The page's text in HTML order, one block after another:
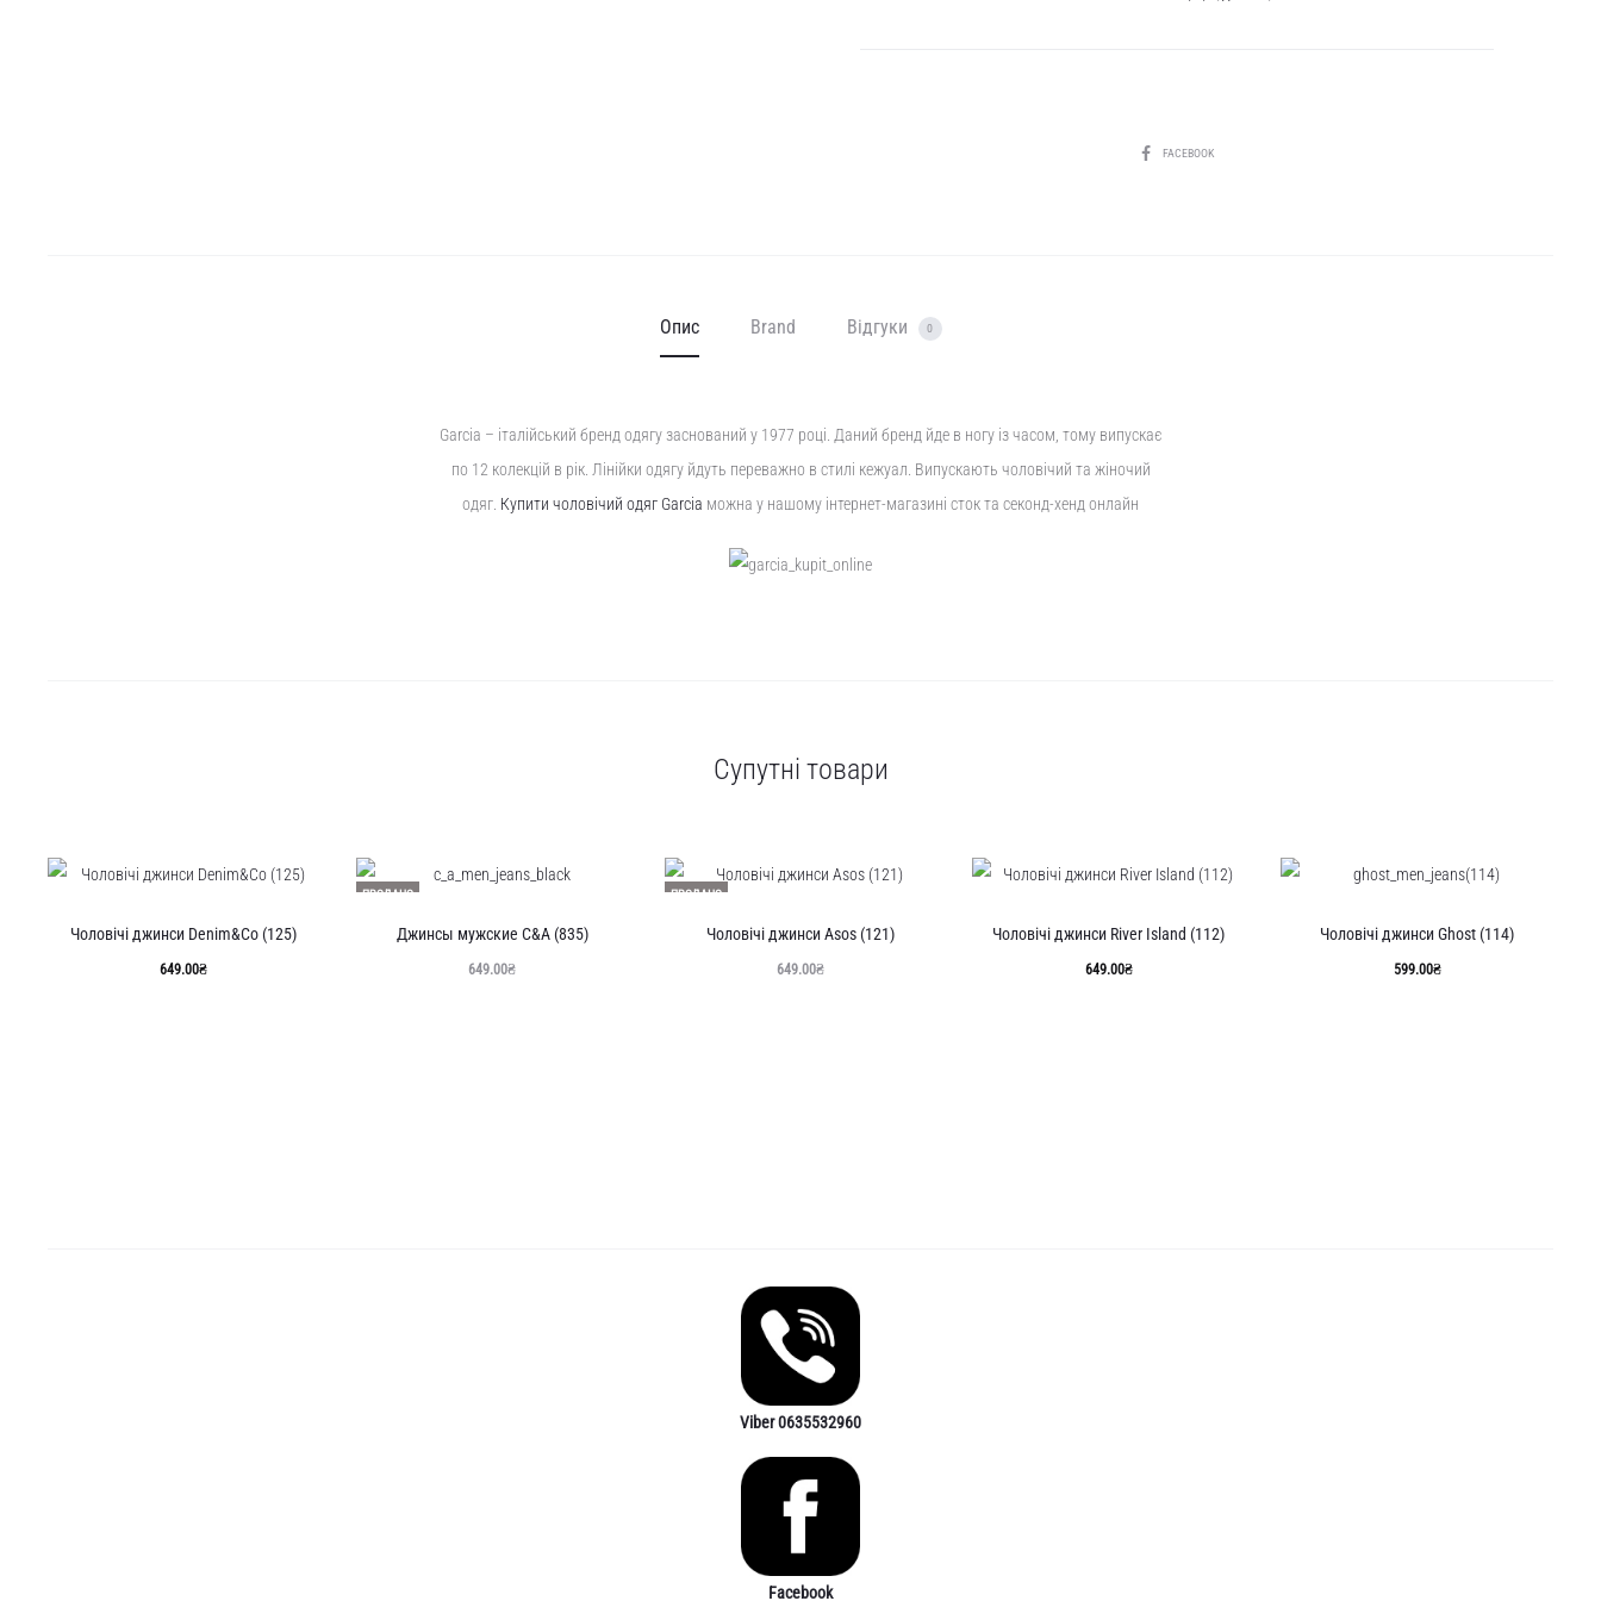
SHAREFACEBOOK
Опис Brand Відгуки 0
Garcia – італійський бренд одягу заснований у 1977 році. Даний бренд йде в ногу із часом, тому випускає
по 12 колекцій в рік. Лінійки одягу йдуть переважно в стилі кежуал. Випускають чоловічий та жіночий
одяг. Купити чоловічий одяг Garcia можна у нашому інтернет-магазині сток та секонд-хенд онлайн
Супутні товари
Чоловічі джинси Denim&Co (125)
649.00₴
ПРОДАНО
Джинсы мужские C&A (835)
649.00₴
ПРОДАНО
Чоловічі джинси Asos (121)
649.00₴
Чоловічі джинси River Island (112)
649.00₴
Чоловічі джинси Ghost (114)
599.00₴
Viber 0635532960
Facebook